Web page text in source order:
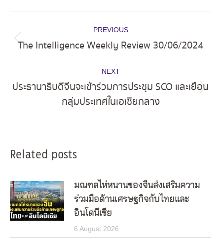
navigation
PREVIOUS
Previous
The Intelligence Weekly Review 30/06/2024
NEXT
Next
post:
ประธานาธิบดีจีนจะเข้าร่วมการประชุม SCO และเยือน
กลุ่มประเทศในเอเชียกลาง
Related posts
มณฑลไห่หนานของจีนส่งเสริมความ
ร่วมมือด้านเศรษฐกิจกับไทยและ
อินโดนีเซีย
6 August 2026